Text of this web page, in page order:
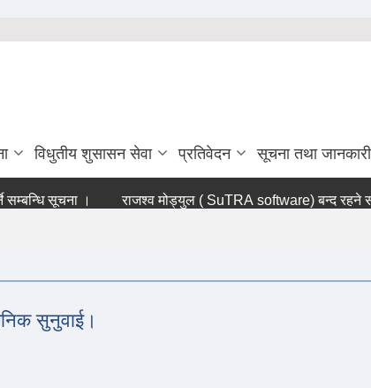
विधुतीय शुसासन सेवा प्रतिवेदन सूचना तथा जानकारी
सूचना । राजश्व मोड्युल ( SuTRA software) बन्द रहने
सुनुवाई।